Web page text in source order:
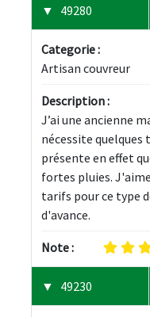
49280
Categorie :
Artisan couvreur
Description :
J’ai une ancienne
nécessite quelques
présente en effet
fortes pluies.
tarifs pour ce type
d'avance.
Note :
49230